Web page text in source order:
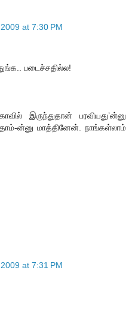
at 7:30 PM
படைச்சதில்ல!
இருந்துதான் பரவியது’ன்னு
ன்னு மாத்தினேன். நாங்கள்லாம்
at 7:31 PM